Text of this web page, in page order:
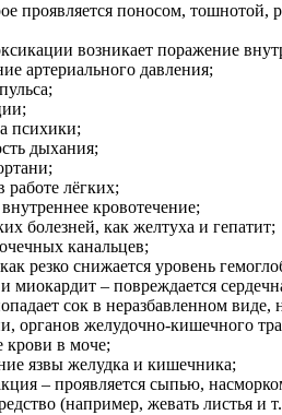
проявляется поносом,
возникает поражение
артериального давления;
психики;
дыхания;
работе лёгких;
кровотечение;
болезней, как желтуха и гепатит;
канальцев;
резко снижается уровень
миокардит – повреждается
сок в неразбавленном виде,
органов желудочно-кишечного
крови в моче;
язвы желудка и кишечника;
– проявляется сыпью,
(например, жевать листья